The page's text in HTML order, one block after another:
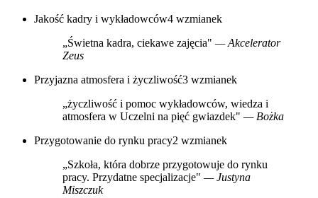
Jakość kadry i wykładowców4 wzmianek
„Świetna kadra, ciekawe zajęcia" — Akcelerator
Zeus
Przyjazna atmosfera i życzliwość3 wzmianek
„życzliwość i pomoc wykładowców, wiedza i
atmosfera w Uczelni na pięć gwiazdek" — Bożka
Przygotowanie do rynku pracy2 wzmianek
„Szkoła, która dobrze przygotowuje do rynku
pracy. Przydatne specjalizacje" — Justyna
Miszczuk